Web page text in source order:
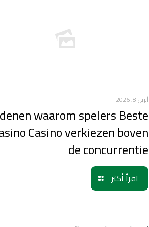
أبريل 8, 2026
waarom spelers Beste
Casino verkiezen boven
de concurrentie
اقرأ أكثر